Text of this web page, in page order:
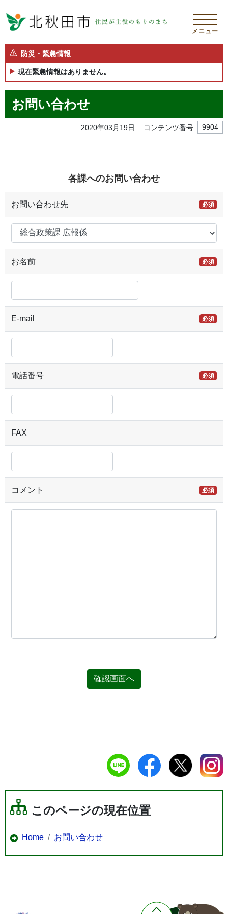
メニュー
防災・緊急情報
現在緊急情報はありません。
お問い合わせ
2020年03月19日 コンテンツ番号 9904
各課へのお問い合わせ
お問い合わせ先 必須
お名前 必須
E-mail 必須
電話番号 必須
FAX
コメント 必須
確認画面へ
このページの現在位置
Home お問い合わせ